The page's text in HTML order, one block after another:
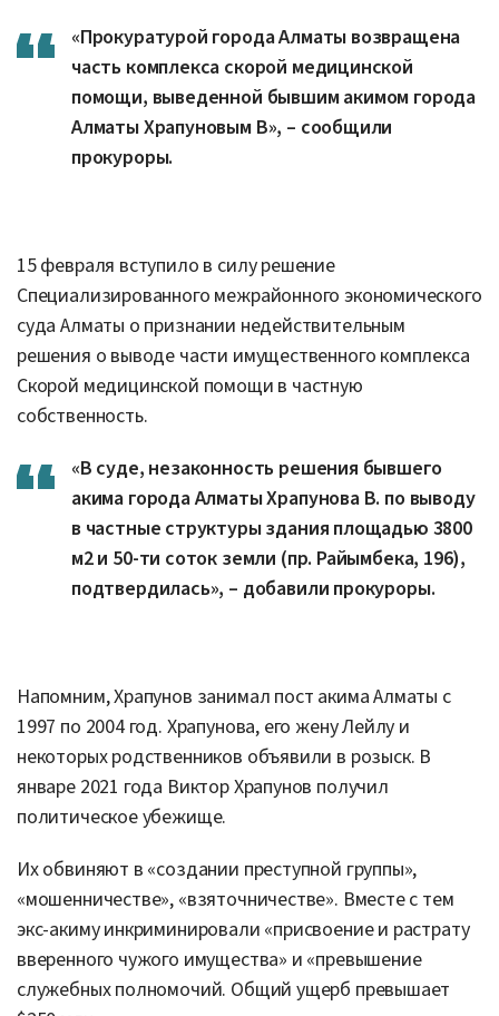
«Прокуратурой города Алматы возвращена
часть комплекса скорой медицинской
помощи, выведенной бывшим акимом города
Алматы Храпуновым В», – сообщили
прокуроры.
15 февраля вступило в силу решение
Специализированного межрайонного экономического
суда Алматы о признании недействительным
решения о выводе части имущественного комплекса
Скорой медицинской помощи в частную
собственность.
«В суде, незаконность решения бывшего
акима города Алматы Храпунова В. по выводу
в частные структуры здания площадью 3800
м2 и 50-ти соток земли (пр. Райымбека, 196),
подтвердилась», – добавили прокуроры.
Напомним, Храпунов занимал пост акима Алматы с
1997 по 2004 год. Храпунова, его жену Лейлу и
некоторых родственников объявили в розыск. В
январе 2021 года Виктор Храпунов получил
политическое убежище.
Их обвиняют в «создании преступной группы»,
«мошенничестве», «взяточничестве». Вместе с тем
экс-акиму инкриминировали «присвоение и растрату
вверенного чужого имущества» и «превышение
служебных полномочий. Общий ущерб превышает